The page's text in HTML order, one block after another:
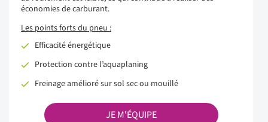
économies de carburant.
Les points forts du pneu :
Efficacité énergétique
Protection contre l’aquaplaning
Freinage amélioré sur sol sec ou mouillé
JE M'ÉQUIPE